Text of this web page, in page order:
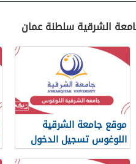
الشرقية سلطنة عمان
موقع جامعة الشرقية
اللوغوس تسجيل الدخول